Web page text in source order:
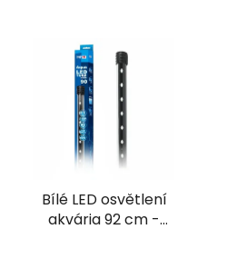
Bílé LED osvětlení
akvária 92 cm -